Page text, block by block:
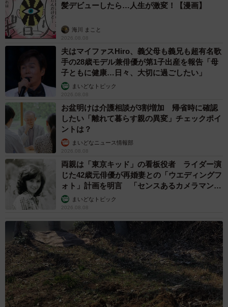
くつろぐゴロンちゃん＝rika et demiさん（@majomirutam）提供
ーー先住猫はここには入らないのですか。
「これまでも家の中で猫が行方不明になることはよくあり
ましたが、このスポットに入ってた子はいませんでした！
ですからこんな隠れ家があるとも知らず。いつもはお布団
の中で寝ていたとか、押し入れに閉じ込めてたとか、テレ
ビ台の中に入っていたとか、クローゼットの中のボックス
に隠れて寝てたとか。大抵30分も探したら見つかったし、
たとえ見つけられなくてもしばらくしたら寝ぼけた顔で出
てきてくれました」
ーーなぜ見つかったのですか。
「ゴロンがひょっこり出てきたところに他の猫（シャムミ
ックスのタイムくん）が偶然出会し、わーわー大声出して
教えてくれたんです！みんなが騒いだことにびっくりし
て、再び例のスポットにすっぽり入ってしまいましたが、
後は簡単でした。私と夫がのぞき込み、隠れ家がバレたと
わかった途端、自らさっさと出てきて退去したんです。お
髪デビューしたら…人生が激変！【漫画】
海川 まこと
2026.08.08
夫はマイファスHiro、義父母も義兄も超有名歌
手の28歳モデル兼俳優が第1子出産を報告「母
子ともに健康…日々、大切に過ごしたい」
まいどなトピック
2026.08.08
お盆明けは介護相談が3割増加 帰省時に確認
したい「離れて暮らす親の異変」チェックポイ
ントは？
まいどなニュース情報部
2026.08.08
両親は「東京キッド」の看板役者 ライダー演
じた42歳元俳優が再婚妻との「ウエディングフ
ォト」計画を明言 「センスあるカメラマン求
む」まいどなトピック
2026.08.08